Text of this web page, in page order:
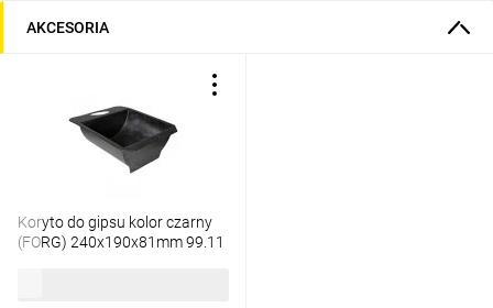
AKCESORIA
Koryto do gipsu kolor czarny
(FORG) 240x190x81mm 99.11